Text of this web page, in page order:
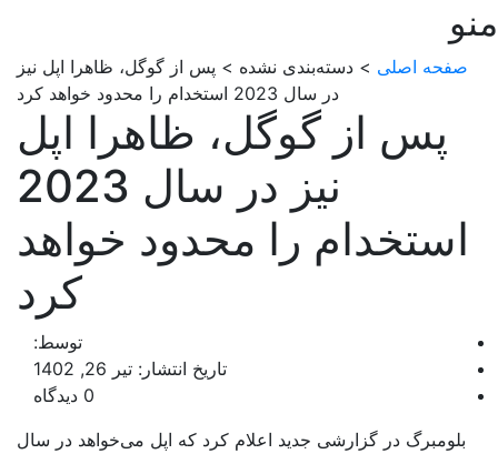
اصلی> دسته‌بندی نشده > پس از گوگل، ظاهرا اپل نیز
در سال 2023 استخدام را محدود خواهد کرد
پس از گوگل، ظاهرا اپل
نیز در سال 2023
را محدود خواهد
کرد
توسط:
تاریخ انتشار: تیر 26, 1402
بلومبرگ در گزارشی جدید اعلام کرد که اپل می‌خواهد در سال